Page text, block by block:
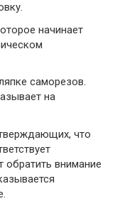
начинает
саморезов.
на
что
обратить внимание